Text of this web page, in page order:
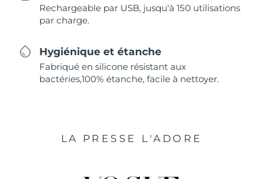
Rechargeable par USB, jusqu'à 150 utilisations
par charge.
Hygiénique et étanche
Fabriqué en silicone résistant aux
bactéries,100% étanche, facile à nettoyer.
LA PRESSE L'ADORE